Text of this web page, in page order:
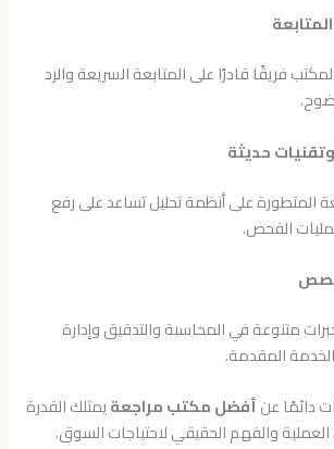
فريقًا قادرًا على المتابعة السريعة والرد
المتطورة على أنظمة تحليل تساعد على رفع
الفحص.
متنوعة في المحاسبة والتدقيق وإدارة
المقدمة.
دائمًا عنأفضل مكتب مراجعةيمتلك القدرة
العملية والفهم الحقيقي لاحتياجات السوق.